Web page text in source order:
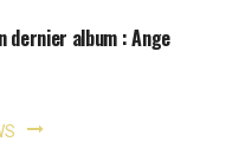
dernier album : Ange